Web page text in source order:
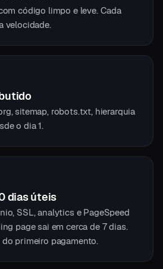
código limpo e leve. Cada
velocidade.
sitemap, robots.txt, hierarquia
o dia 1.
dias úteis
SSL, analytics e PageSpeed
page sai em cerca de 7 dias.
primeiro pagamento.